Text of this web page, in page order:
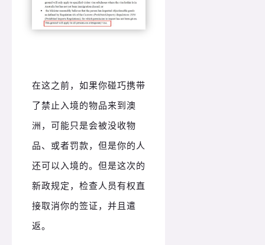
在这之前，如果你碰巧携带
了禁止入境的物品来到澳
洲，可能只是会被没收物
品、或者罚款，但是你的人
还可以入境的。但是这次的
新政规定，检查人员有权直
接取消你的签证，并且遣
返。